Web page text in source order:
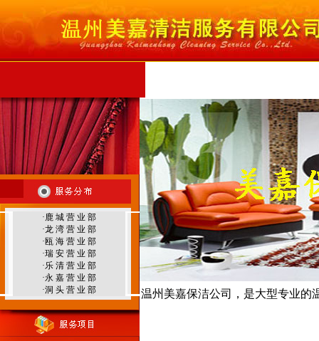
·鹿 城 营 业 部
·龙 湾 营 业 部
·瓯 海 营 业 部
·瑞 安 营 业 部
·乐 清 营 业 部
·永 嘉 营 业 部
·洞 头 营 业 部 温州美嘉保洁公司，是大型专业的
温州外墙清洗
温州地毯清洗
温州环境治理